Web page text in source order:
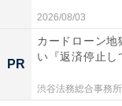
2026/08/03
PR
カードローン地
い『返済停止し
渋谷法務総合事務所